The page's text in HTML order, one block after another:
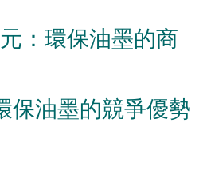
：環保油墨的商
保油墨的競爭優勢